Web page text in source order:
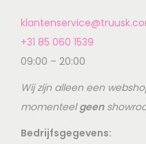
+31 85 060 1539
09:00 – 20:00
Wij zijn alleen een
momenteelgeen
Bedrijfsgegevens: